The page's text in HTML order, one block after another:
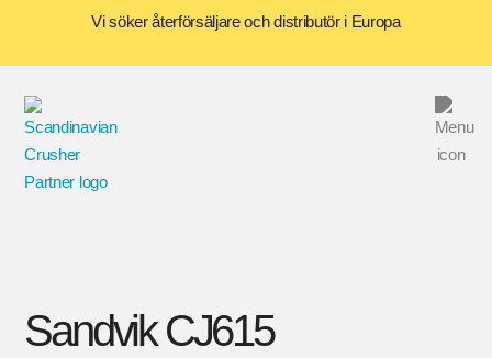
Vi söker återförsäljare och distributör i Europa
Sandvik CJ615